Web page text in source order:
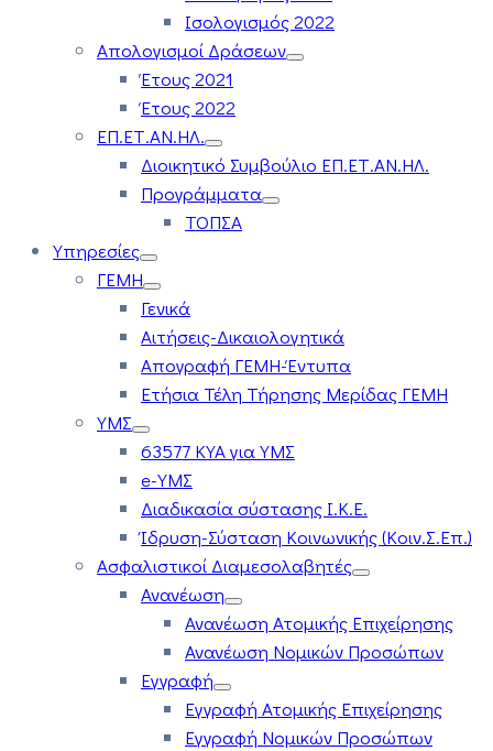
Ισολογισμός 2022
Απολογισμοί Δράσεων
Έτους 2021
Έτους 2022
ΕΠ.ΕΤ.ΑΝ.ΗΛ.
Διοικητικό Συμβούλιο ΕΠ.ΕΤ.ΑΝ.ΗΛ.
Προγράμματα
ΤΟΠΣΑ
Υπηρεσίες
ΓΕΜΗ
Γενικά
Αιτήσεις-Δικαιολογητικά
Απογραφή ΓΕΜΗ-Έντυπα
Ετήσια Τέλη Τήρησης Μερίδας ΓΕΜΗ
ΥΜΣ
63577 ΚΥΑ για ΥΜΣ
e-ΥΜΣ
Διαδικασία σύστασης Ι.Κ.Ε.
Ίδρυση-Σύσταση Κοινωνικής (Κοιν.Σ.Επ.)
Ασφαλιστικοί Διαμεσολαβητές
Ανανέωση
Ανανέωση Ατομικής Επιχείρησης
Ανανέωση Νομικών Προσώπων
Εγγραφή
Εγγραφή Ατομικής Επιχείρησης
Εγγραφή Νομικών Προσώπων